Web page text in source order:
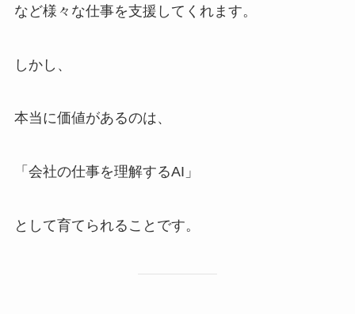
など様々な仕事を支援してくれます。
しかし、
本当に価値があるのは、
「会社の仕事を理解するAI」
として育てられることです。